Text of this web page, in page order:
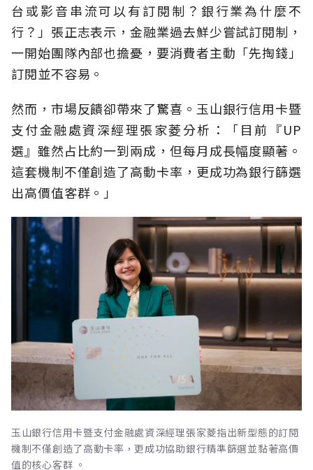
台或影音串流可以有訂閱制？銀行業為什麼不
行？」張正志表示，金融業過去鮮少嘗試訂閱制，
一開始團隊內部也擔憂，要消費者主動「先掏錢」
訂閱並不容易。
然而，市場反饋卻帶來了驚喜。玉山銀行信用卡暨
支付金融處資深經理張家菱分析：「目前『UP
選』雖然占比約一到兩成，但每月成長幅度顯著。
這套機制不僅創造了高動卡率，更成功為銀行篩選
出高價值客群。」
玉山銀行信用卡暨支付金融處資深經理張家菱指出新型態的訂閱
機制不僅創造了高動卡率，更成功協助銀行精準篩選並黏著高價
值的核心客群 。